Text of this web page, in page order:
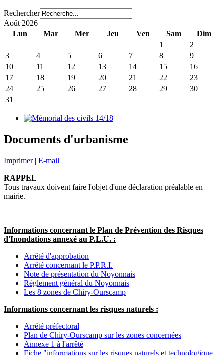
Rechercher
Août 2026
Lun
Mar Mer Jeu Ven Sam
Dim
1
2
3
4 5 6 7 8
9
10
11 12 13 14 15
16
17
18 19 20 21 22
23
24
25 26 27 28 29
30
31
Documents d'urbanisme
Imprimer | E-mail
RAPPEL
Tous travaux doivent faire l'objet d'une déclaration préalable en
mairie.
Informations concernant le Plan de Prévention des Risques
d'Inondations annexé au P.L.U. :
Arrêté d'approbation
Arrêté concernant le P.P.R.I.
Note de présentation du Noyonnais
Règlement général du Noyonnais
Les 8 zones de Chiry-Ourscamp
Informations concernant les risques naturels :
Arrêté préfectoral
Plan de Chiry-Ourscamp sur les zones concernées
Annexe 1 à l'arrêté
Fiche "informations sur les risques naturels et technologique